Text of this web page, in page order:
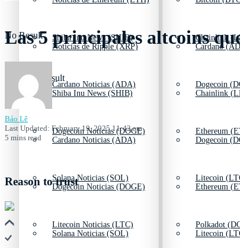
Shiba Inu News (SHIB)
Cardano Noticias (ADA)
Dogecoin Noticias (DOGE)
Solana Noticias (SOL)
Litecoin Noticias (LTC)
Chainlink
Dogecoin
Ethereum
Litecoin
Polkadot
Noticias de Ripple (XRP)
Shiba Inu News (SHIB)
Cardano Noticias (ADA)
Dogecoin Noticias (DOGE)
Solana Noticias (SOL)
Cardano
Chainlink
Dogecoin
Ethereum
Litecoin
No Result
View All Result
Las 5 principales altcoins
Bảo Lê
Last Updated: February 19, 2025 11:42 am
5 mins read
Reason to trust